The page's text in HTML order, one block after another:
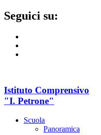
Seguici su:
Istituto Comprensivo
"I. Petrone"
Scuola
Panoramica